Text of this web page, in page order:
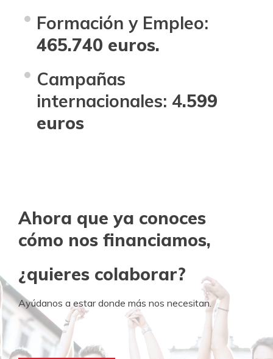
Formación y Empleo:
465.740 euros.
Campañas
internacionales: 4.599
euros
Ahora que ya conoces
cómo nos financiamos,
¿quieres colaborar?
Ayúdanos a estar donde más nos necesitan.